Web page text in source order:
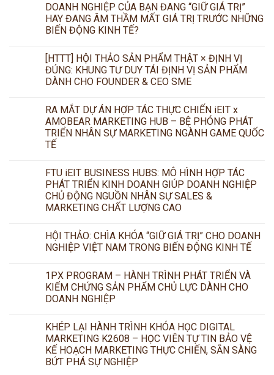
DOANH NGHIỆP CỦA BẠN ĐANG “GIỮ GIÁ TRỊ”
HAY ĐANG ÂM THẦM MẤT GIÁ TRỊ TRƯỚC NHỮNG
BIẾN ĐỘNG KINH TẾ?
[HTTT] HỘI THẢO SẢN PHẨM THẬT × ĐỊNH VỊ
ĐÚNG: KHUNG TƯ DUY TÁI ĐỊNH VỊ SẢN PHẨM
DÀNH CHO FOUNDER & CEO SME
RA MẮT DỰ ÁN HỢP TÁC THỰC CHIẾN iEIT x
AMOBEAR MARKETING HUB – BỆ PHÓNG PHÁT
TRIỂN NHÂN SỰ MARKETING NGÀNH GAME QUỐC
TẾ
FTU iEIT BUSINESS HUBS: MÔ HÌNH HỢP TÁC
PHÁT TRIỂN KINH DOANH GIÚP DOANH NGHIỆP
CHỦ ĐỘNG NGUỒN NHÂN SỰ SALES &
MARKETING CHẤT LƯỢNG CAO
HỘI THẢO: CHÌA KHÓA “GIỮ GIÁ TRỊ” CHO DOANH
NGHIỆP VIỆT NAM TRONG BIẾN ĐỘNG KINH TẾ
1PX PROGRAM – HÀNH TRÌNH PHÁT TRIỂN VÀ
KIỂM CHỨNG SẢN PHẨM CHỦ LỰC DÀNH CHO
DOANH NGHIỆP
KHÉP LẠI HÀNH TRÌNH KHÓA HỌC DIGITAL
MARKETING K2608 – HỌC VIÊN TỰ TIN BẢO VỆ
KẾ HOẠCH MARKETING THỰC CHIẾN, SẴN SÀNG
BỨT PHÁ SỰ NGHIỆP